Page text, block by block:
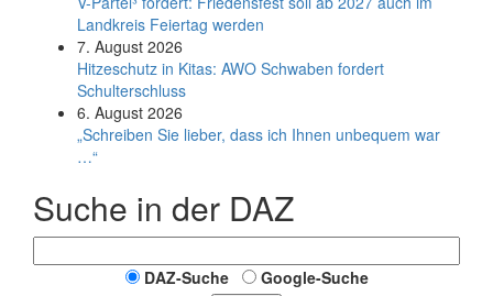
Land­kreis Feier­tag werden
7. August 2026
Hitzeschutz in Kitas: AWO Schwaben fordert
Schulterschluss
6. August 2026
„Schreiben Sie lieber, dass ich Ihnen unbequem war
…“
Suche in der DAZ
DAZ-Suche
Google-Suche